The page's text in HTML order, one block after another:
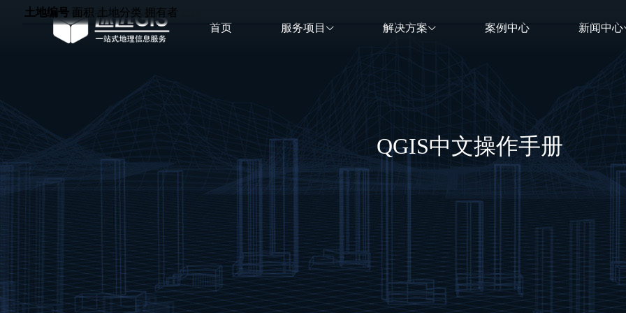
首页 服务项目 解决方案 案例中心 新闻中心
QGIS中文操作手册
土地编号 土地位置 土地分类
土地分类 名称
土地编号 面积（ha） 土地分类
土地编号 面积（ha） 土地分类
土地编号 拥有者
土地编号 面积 土地分类 拥有者